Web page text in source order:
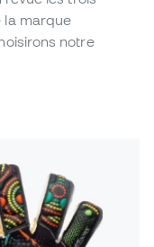
la marque
notre